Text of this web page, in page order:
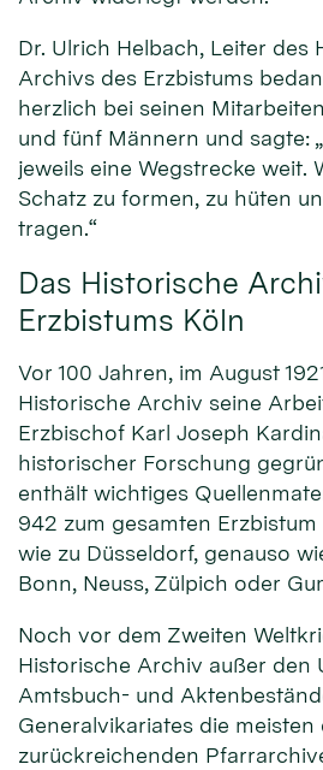
Dr. Ulrich Helbach, Leiter des
Archivs des Erzbistums
herzlich bei seinen
und fünf Männern und sagte:
jeweils eine Wegstrecke weit.
Schatz zu formen, zu hüten
tragen.“
Das Historische
Erzbistums Köln
Vor 100 Jahren, im August
Historische Archiv seine
Erzbischof Karl Joseph
historischer Forschung
enthält wichtiges
942 zum gesamten
wie zu Düsseldorf, genauso
Bonn, Neuss, Zülpich oder
Noch vor dem Zweiten
Historische Archiv außer den
Amtsbuch- und
Generalvikariates die
zurückreichenden